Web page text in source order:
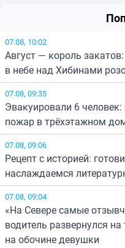
07.08, 10:02
Август — король
в небе над Хибинами
07.08, 09:35
Эвакуировали 6
пожар в трёхэтажном
07.08, 09:06
Рецепт с историей:
наслаждаемся
07.08, 09:04
«На Севере самые
водитель развернулся
на обочине девушки